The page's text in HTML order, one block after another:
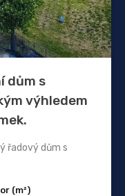
dům s
výhledem
řadový dům s
(m²)